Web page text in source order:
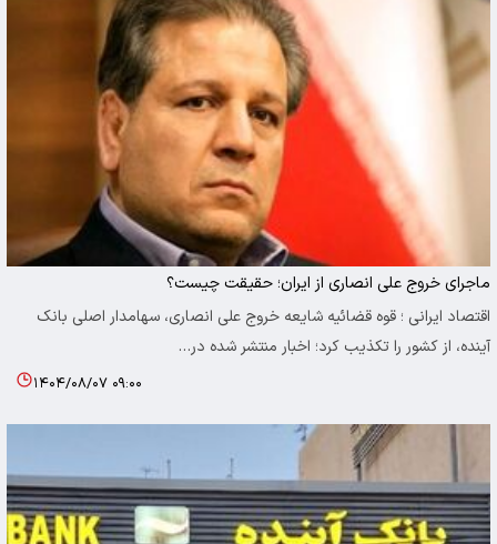
ماجرای خروج علی انصاری از ایران؛ حقیقت چیست؟
اقتصاد ایرانی ؛ قوه قضائیه شایعه خروج علی انصاری، سهامدار اصلی بانک
آینده، از کشور را تکذیب کرد؛ اخبار منتشر شده در…
۱۴۰۴/۰۸/۰۷ ۰۹:۰۰